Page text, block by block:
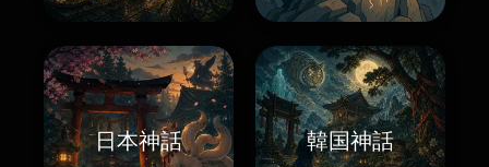
日本神話 韓国神話